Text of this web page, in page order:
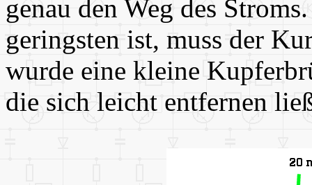
genau den Weg des
geringsten ist, muss der
wurde eine kleine
die sich leicht entfernen